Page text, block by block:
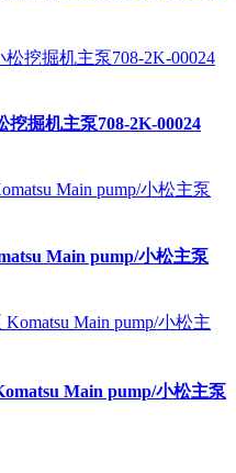
挖掘机主泵708-2K-00024
Main pump/小松主泵
Main pump/小松主泵